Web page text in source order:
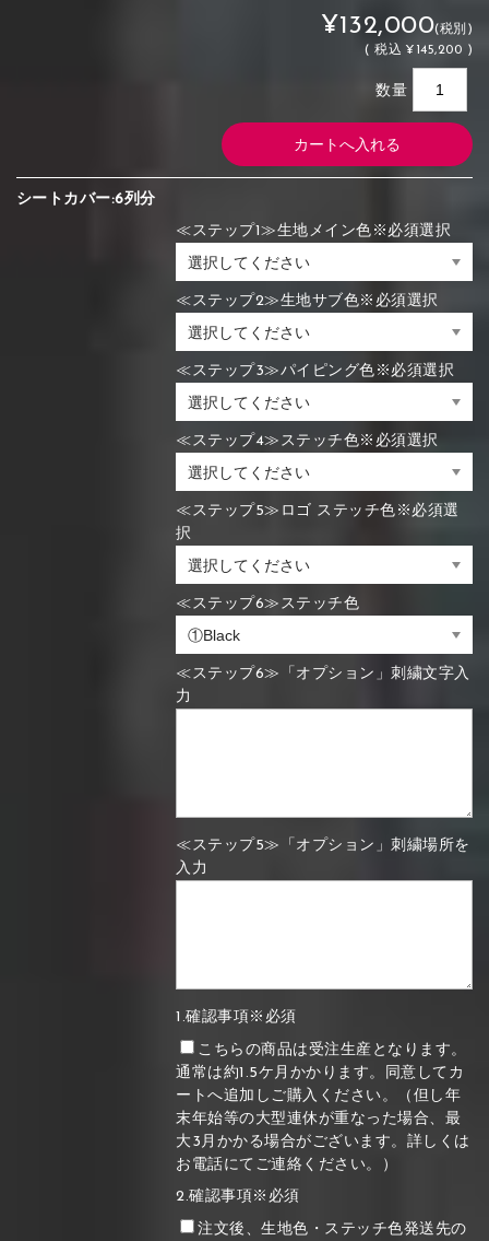
¥132,000(税別)
(税込 ¥145,200 )
数量
シートカバー:6列分
≪ステップ1≫生地メイン色※必須選択
≪ステップ2≫生地サブ色※必須選択
≪ステップ3≫パイピング色※必須選択
≪ステップ4≫ステッチ色※必須選択
≪ステップ5≫ロゴ ステッチ色※必須選
択
≪ステップ6≫ステッチ色
≪ステップ6≫「オプション」刺繍文字入
力
≪ステップ5≫「オプション」刺繍場所を
入力
1.確認事項※必須
こちらの商品は受注生産となります。
通常は約1.5ケ月かかります。同意してカ
ートへ追加しご購入ください。（但し年
末年始等の大型連休が重なった場合、最
大3月かかる場合がございます。詳しくは
お電話にてご連絡ください。）
2.確認事項※必須
注文後、生地色・ステッチ色発送先の